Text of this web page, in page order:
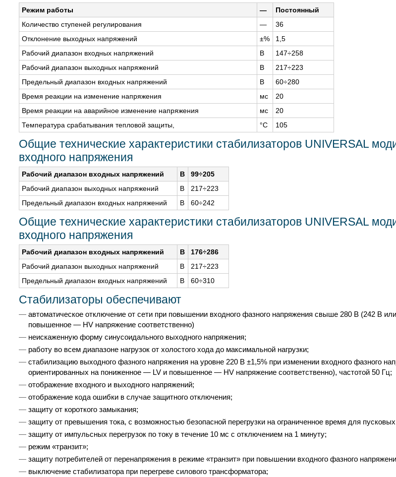
Режим работы —
Постоянный
Количество ступеней регулирования
—
36
Отклонение выходных напряжений
±%
1,5
Рабочий диапазон входных напряжений
В
147÷258
Рабочий диапазон выходных напряжений
В
217÷223
Предельный диапазон входных напряжений
В
60÷280
Время реакции на изменение напряжения
мс
20
Время реакции на аварийное изменение напряжения
мс
20
Температура срабатывания тепловой защиты,
°C 105
Общие технические характеристики стабилизаторов UNIVERSAL
входного напряжения
Рабочий диапазон входных напряжений В
99÷205
Рабочий диапазон выходных напряжений
В
217÷223
Предельный диапазон входных напряжений
В 60÷242
Общие технические характеристики стабилизаторов UNIVERSAL
входного напряжения
Рабочий диапазон входных напряжений В
176÷286
Рабочий диапазон выходных напряжений
В
217÷223
Предельный диапазон входных напряжений
В 60÷310
Стабилизаторы обеспечивают
автоматическое отключение от сети при повышении входного фазного напряжения свыше 280 В (242 В
повышенное — HV напряжение соответственно)
неискаженную форму синусоидального выходного напряжения;
работу во всем диапазоне нагрузок от холостого хода до максимальной нагрузки;
стабилизацию выходного фазного напряжения на уровне 220 В ±1,5% при изменении входного фазного
ориентированных на пониженное — LV и повышенное — HV напряжение соответственно), частотой 50 Гц;
отображение входного и выходного напряжений;
отображение кода ошибки в случае защитного отключения;
защиту от короткого замыкания;
защиту от превышения тока, с возможностью безопасной перегрузки на ограниченное время для пусковых
защиту от импульсных перегрузок по току в течение 10 мс с отключением на 1 минуту;
режим «транзит»;
защиту потребителей от перенапряжения в режиме «транзит» при повышении входного фазного
выключение стабилизатора при перегреве силового трансформатора;